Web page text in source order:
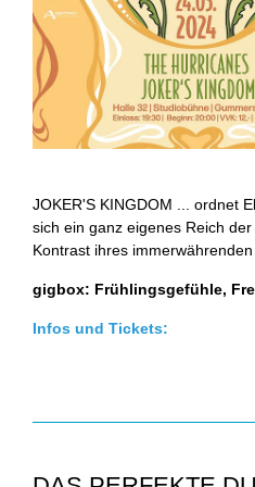
JOKER'S KINGDOM ... ordnet
sich ein ganz eigenes Reich
Kontrast ihres
gigbox: Frühlingsgefühle,
Infos und Tickets: